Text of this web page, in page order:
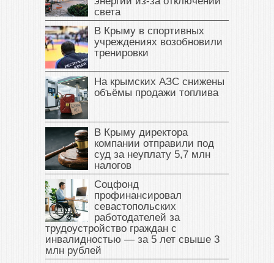
света
В Крыму в спортивных
учреждениях возобновили
тренировки
На крымских АЗС снижены
объёмы продажи топлива
В Крыму директора
компании отправили под
суд за неуплату 5,7 млн
налогов
Соцфонд
профинансировал
севастопольских
работодателей за
трудоустройство граждан с
инвалидностью — за 5 лет свыше 3
млн рублей